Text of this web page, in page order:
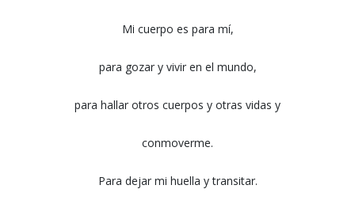
Mi cuerpo es para mí,
para gozar y vivir en el mundo,
para hallar otros cuerpos y otras vidas y
conmoverme.
Para dejar mi huella y transitar.